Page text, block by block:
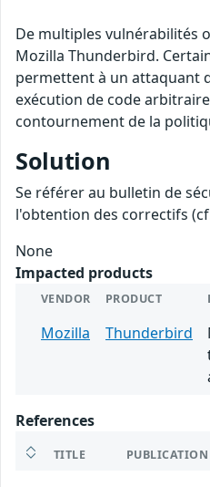
De multiples vulnérabilités
Mozilla Thunderbird.
permettent à un attaquant
exécution de code
contournement de la
Solution
Se référer au bulletin de
l'obtention des correctifs
None
Impacted products
VENDOR PRODUCT
Mozilla Thunderbird
References
TITLE